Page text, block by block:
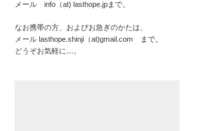
メール info（at) lasthope.jpまで。
なお携帯の方、およびお急ぎのかたは、
メール lasthope.shinji（at)gmail.com まで。
どうぞお気軽に…。